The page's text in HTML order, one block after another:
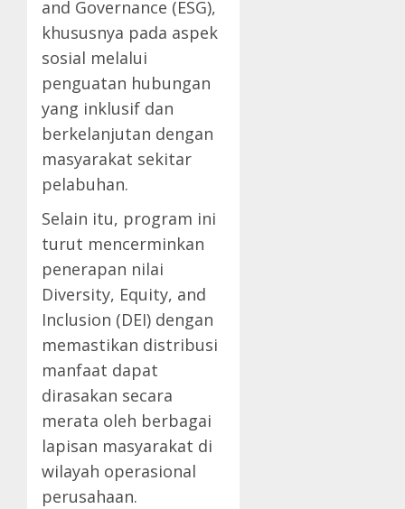
and Governance (ESG),
khususnya pada aspek
sosial melalui
penguatan hubungan
yang inklusif dan
berkelanjutan dengan
masyarakat sekitar
pelabuhan.
Selain itu, program ini
turut mencerminkan
penerapan nilai
Diversity, Equity, and
Inclusion (DEI) dengan
memastikan distribusi
manfaat dapat
dirasakan secara
merata oleh berbagai
lapisan masyarakat di
wilayah operasional
perusahaan.